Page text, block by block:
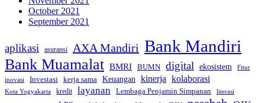
October 2021
September 2021
aplikasi asuransi AXA Mandiri Bank Mandiri
Bank Muamalat BMRI BUMN digital ekosistem Fitur
inovasi Investasi kerja sama Keuangan kinerja kolaborasi
Kota Yogyakarta kredit layanan Lembaga Penjamin Simpanan
literasi